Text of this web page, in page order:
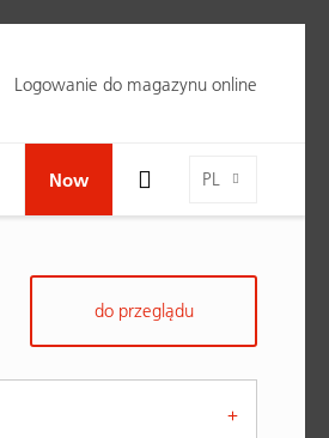
Logowanie do magazynu online
PL
Toggle Search Bar Visibility For Wide Screens
Now
do przeglądu